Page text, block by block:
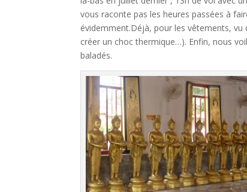
vous raconte pas les heures passées à
évidemment.Déjà, pour les vêtements, vu
créer un choc thermique…). Enfin, nous
baladés.